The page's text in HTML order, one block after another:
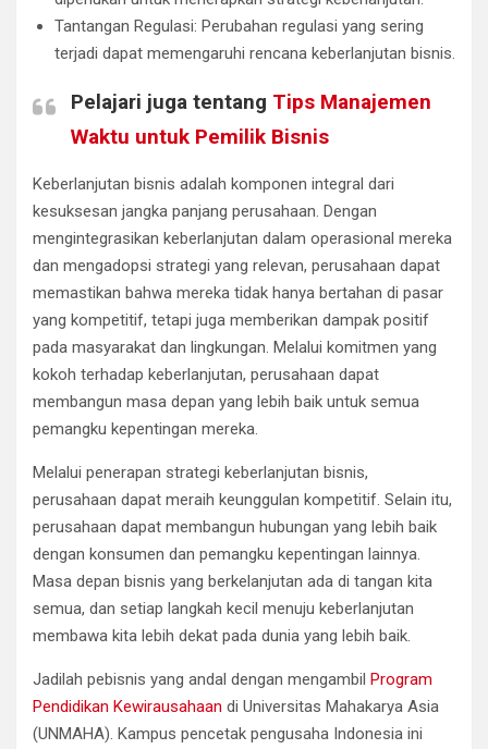
Tantangan Regulasi: Perubahan regulasi yang sering
terjadi dapat memengaruhi rencana keberlanjutan bisnis.
Pelajari juga tentang Tips Manajemen
Waktu untuk Pemilik Bisnis
Keberlanjutan bisnis adalah komponen integral dari
kesuksesan jangka panjang perusahaan. Dengan
mengintegrasikan keberlanjutan dalam operasional mereka
dan mengadopsi strategi yang relevan, perusahaan dapat
memastikan bahwa mereka tidak hanya bertahan di pasar
yang kompetitif, tetapi juga memberikan dampak positif
pada masyarakat dan lingkungan. Melalui komitmen yang
kokoh terhadap keberlanjutan, perusahaan dapat
membangun masa depan yang lebih baik untuk semua
pemangku kepentingan mereka.
Melalui penerapan strategi keberlanjutan bisnis,
perusahaan dapat meraih keunggulan kompetitif. Selain itu,
perusahaan dapat membangun hubungan yang lebih baik
dengan konsumen dan pemangku kepentingan lainnya.
Masa depan bisnis yang berkelanjutan ada di tangan kita
semua, dan setiap langkah kecil menuju keberlanjutan
membawa kita lebih dekat pada dunia yang lebih baik.
Jadilah pebisnis yang andal dengan mengambil Program
Pendidikan Kewirausahaan di Universitas Mahakarya Asia
(UNMAHA). Kampus pencetak pengusaha Indonesia ini